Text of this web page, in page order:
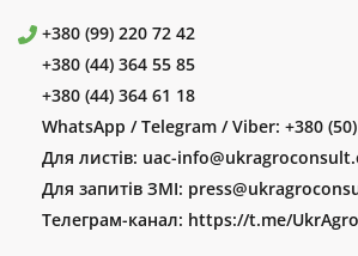
+380 (99) 220 72 42
+380 (44) 364 55 85
+380 (44) 364 61 18
WhatsApp / Telegram / Viber: +380
Для листів: uac-
Для запитів ЗМІ:
Телеграм-канал: https://t.me/